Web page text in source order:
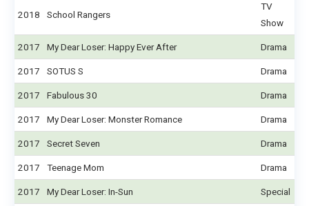
2018 School Rangers
TV
Show
2017 My Dear Loser: Happy Ever After Drama
2017 SOTUS S Drama
2017 Fabulous 30 Drama
2017 My Dear Loser: Monster Romance Drama
2017 Secret Seven Drama
2017 Teenage Mom Drama
2017 My Dear Loser: In-Sun Special